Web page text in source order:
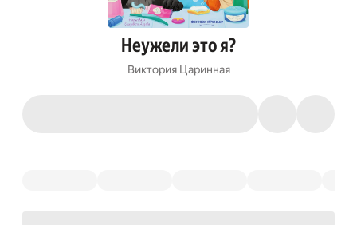
Неужели это я?
Виктория Царинная